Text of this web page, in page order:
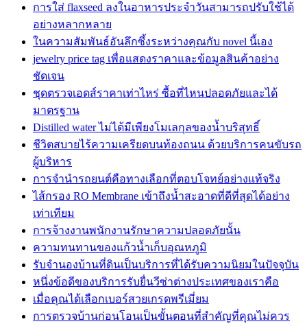
การใส่ flaxseed ลงในอาหารประจำวันสามารถปรับใช้ได้
อย่างหลากหลาย
ในความสัมพันธ์อันลึกซึ้งระหว่างคุณกับ novel นี้เอง
jewelry price tag เพื่อแสดงราคาและข้อมูลสินค้าอย่าง
ชัดเจน
ชุดตรวจเอดส์ราคาเท่าไหร่ ซื้อที่ไหนปลอดภัยและได้
มาตรฐาน
Distilled water ไม่ได้มีเพียงโมเลกุลของน้ำบริสุทธิ์
ชีวิตสบายไร้ความเครียดบนท้องถนน ด้วยบริการคนขับรถ
ผู้บริหาร
การจำนำรถยนต์คือทางเลือกที่ตอบโจทย์อย่างแท้จริง
ไส้กรอง RO Membrane เข้าถึงน้ำสะอาดที่ดีที่สุดได้อย่าง
เท่าเทียม
การจ้างงานพนักงานรักษาความปลอดภัยนั้น
ความทนทานของแก้วน้ำเก็บอุณหภูมิ
รับจำนองบ้านที่ดินเป็นบริการที่ได้รับความนิยมในปัจจุบัน
หนึ่งข้อดีของบริการรับยื่นวีซ่าต่างประเทศของเราคือ
เมื่อคุณได้เลือกเบอร์สวยเกรดพรีเมี่ยม
การตรวจบ้านก่อนโอนเป็นขั้นตอนที่สำคัญที่คุณไม่ควร